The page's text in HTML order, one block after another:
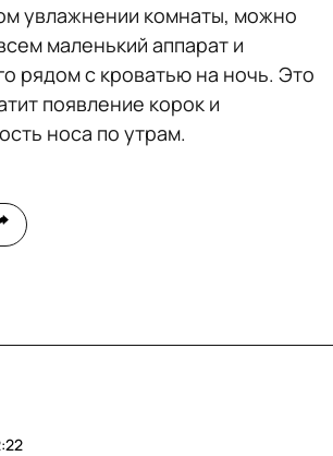
увлажнении комнаты, можно
маленький аппарат и
рядом с кроватью на ночь. Это
появление корок и
носа по утрам.